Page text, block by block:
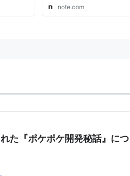
note.com
た『ポケポケ開発秘話』につ